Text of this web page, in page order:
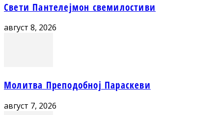
Свети Пантелејмон свемилостиви
август 8, 2026
Молитва Преподобној Параскеви
август 7, 2026